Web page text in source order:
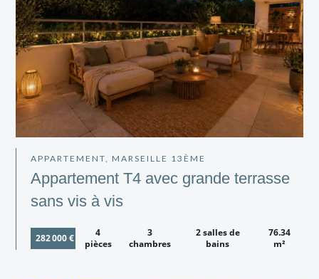
APPARTEMENT, MARSEILLE 13ÈME
Appartement T4 avec grande terrasse
sans vis à vis
282 000 €
4
pièces
3
chambres
2 salles de
bains
76.34
m²